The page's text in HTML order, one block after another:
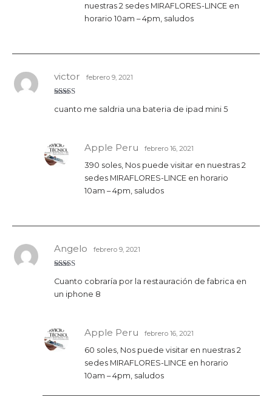
nuestras 2 sedes MIRAFLORES-LINCE en
horario 10am – 4pm, saludos
con4de
victor febrero 9, 2021
cuanto me saldria una bateria de ipad mini 5
Apple Peru febrero 16, 2021
390 soles, Nos puede visitar en nuestras 2
sedes MIRAFLORES-LINCE en horario
10am – 4pm, saludos
do con
de 5
Angelo febrero 9, 2021
Cuanto cobraría por la restauración de fabrica en
un iphone 8
Apple Peru febrero 16, 2021
60 soles, Nos puede visitar en nuestras 2
sedes MIRAFLORES-LINCE en horario
10am – 4pm, saludos